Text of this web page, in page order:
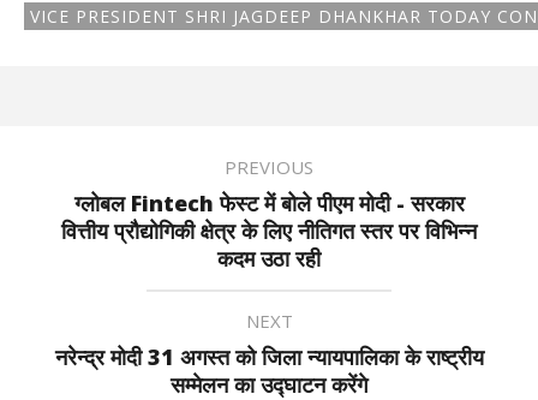
VICE PRESIDENT SHRI JAGDEEP DHANKHAR TODAY
PREVIOUS
ग्लोबल Fintech फेस्ट में बोले पीएम मोदी - सरकार
वित्तीय प्रौद्योगिकी क्षेत्र के लिए नीतिगत स्तर पर विभिन्न
कदम उठा रही
NEXT
नरेन्द्र मोदी 31 अगस्त को जिला न्यायपालिका के राष्ट्रीय
सम्मेलन का उद्घाटन करेंगे